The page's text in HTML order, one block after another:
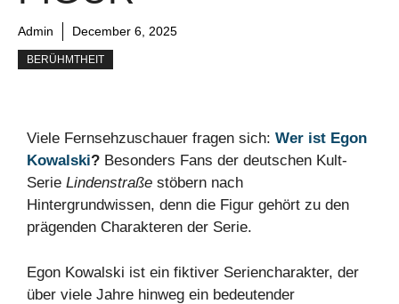
Admin December 6, 2025
BERÜHMTHEIT
Viele Fernsehzuschauer fragen sich: Wer ist Egon
Kowalski? Besonders Fans der deutschen Kult-
Serie Lindenstraße stöbern nach
Hintergrundwissen, denn die Figur gehört zu den
prägenden Charakteren der Serie.
Egon Kowalski ist ein fiktiver Seriencharakter, der
über viele Jahre hinweg ein bedeutender